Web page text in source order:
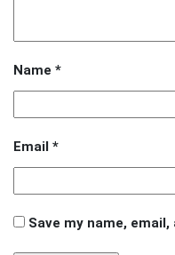
Name *
Email *
Save my name,